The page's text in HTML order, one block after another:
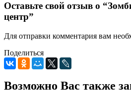
Оставьте свой отзыв о
центр”
Для отправки комментария вам
Поделиться
Возможно Вас также